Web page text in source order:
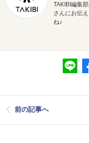
TAKIBI編集
さんにお伝
ね♪
前の記事へ